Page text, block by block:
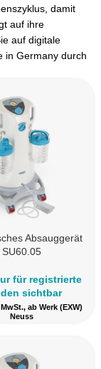
damit
auf ihre
auf digitale
in Germany durch
Absauggerät
SU60.05
für registrierte
sichtbar
ab Werk (EXW)
Neuss